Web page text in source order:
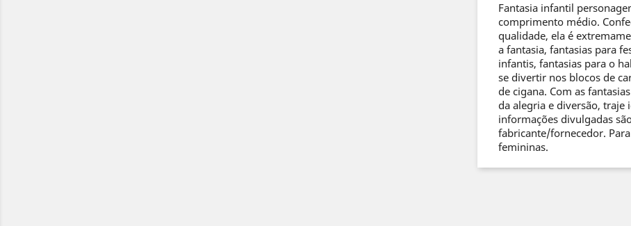
Fantasia infantil
comprimento médio.
qualidade, ela é
a fantasia, fantasias para
infantis, fantasias para o
se divertir nos blocos de
de cigana. Com as
da alegria e diversão, traje
informações divulgadas
fabricante/fornecedor.
femininas.